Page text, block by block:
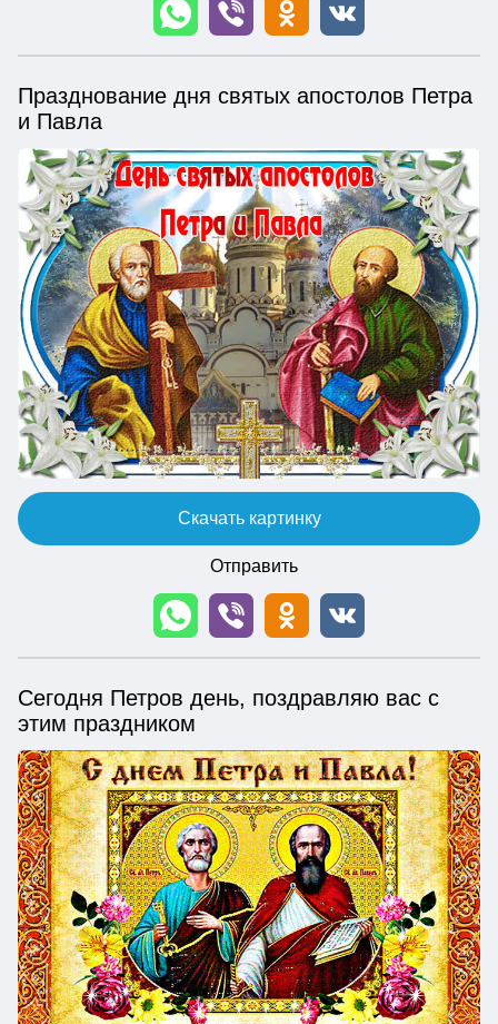
Празднование дня святых апостолов Петра
и Павла
Скачать картинку
Отправить
Сегодня Петров день, поздравляю вас с
этим праздником